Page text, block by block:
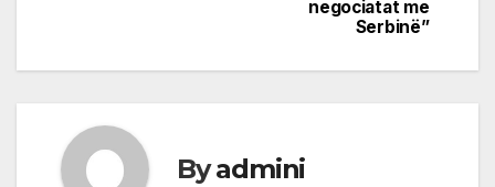
negociatat me
Serbinë”
Byadmini